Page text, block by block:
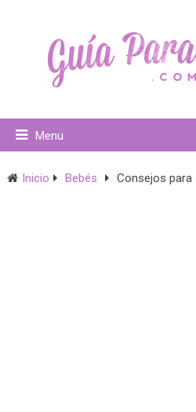
Menu
Inicio Bebés Consejos para